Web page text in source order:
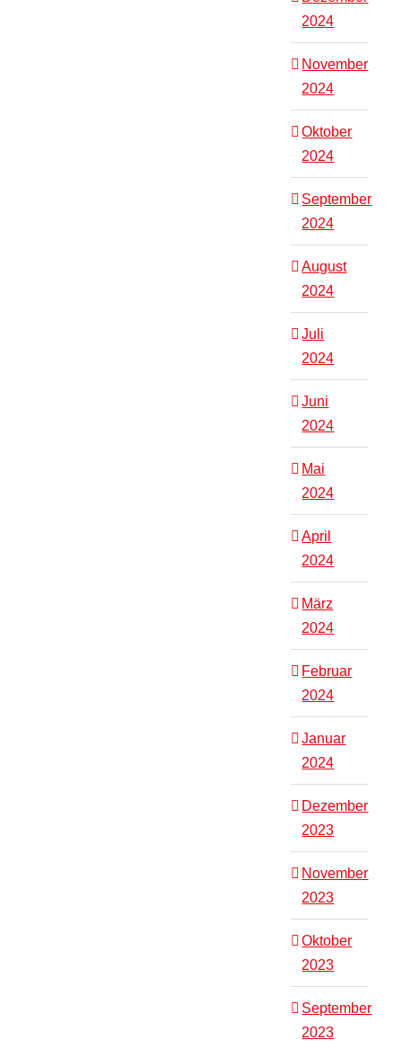
2024
November
2024
Oktober
2024
September
2024
August
2024
Juli
2024
Juni
2024
Mai
2024
April
2024
März
2024
Februar
2024
Januar
2024
Dezember
2023
November
2023
Oktober
2023
September
2023